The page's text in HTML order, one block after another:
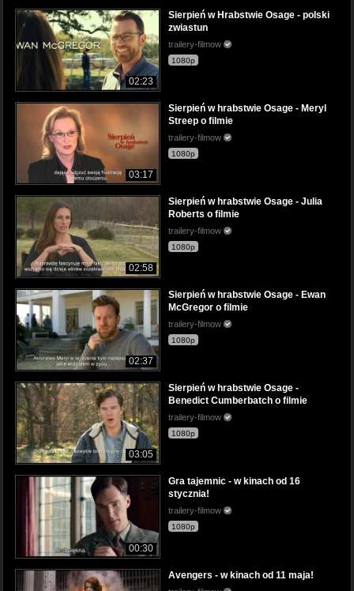
02:23
Sierpień w Hrabstwie Osage - polski
zwiastun
trailery-filmow
1080p
03:17
Sierpień w hrabstwie Osage - Meryl
Streep o filmie
trailery-filmow
1080p
02:58
Sierpień w hrabstwie Osage - Julia
Roberts o filmie
trailery-filmow
1080p
02:37
Sierpień w hrabstwie Osage - Ewan
McGregor o filmie
trailery-filmow
1080p
03:05
Sierpień w hrabstwie Osage -
Benedict Cumberbatch o filmie
trailery-filmow
1080p
00:30
Gra tajemnic - w kinach od 16
stycznia!
trailery-filmow
1080p
Avengers - w kinach od 11 maja!